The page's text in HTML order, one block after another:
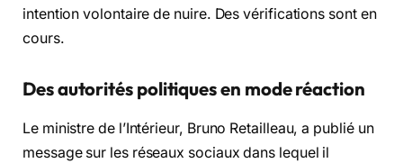
intention volontaire de nuire. Des vérifications sont en
cours.
Des autorités politiques en mode réaction
Le ministre de l’Intérieur, Bruno Retailleau, a publié un
message sur les réseaux sociaux dans lequel il